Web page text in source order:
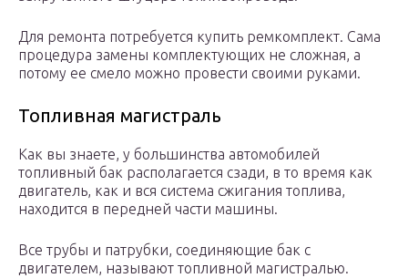
Для ремонта потребуется купить ремкомплект. Сама
процедура замены комплектующих не сложная, а
потому ее смело можно провести своими руками.
Топливная магистраль
Как вы знаете, у большинства автомобилей
топливный бак располагается сзади, в то время как
двигатель, как и вся система сжигания топлива,
находится в передней части машины.
Все трубы и патрубки, соединяющие бак с
двигателем, называют топливной магистралью.